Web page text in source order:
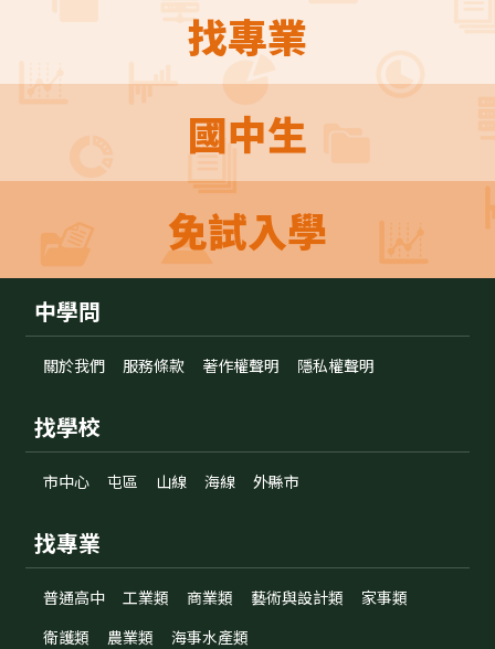
找專業
國中生
免試入學
中學問
關於我們 服務條款 著作權聲明 隱私權聲明
找學校
市中心 屯區 山線 海線 外縣市
找專業
普通高中 工業類 商業類 藝術與設計類
家事類
衛護類
農業類 海事水產類